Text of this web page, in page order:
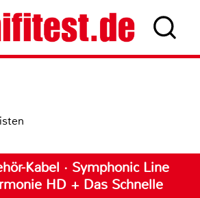
Kabel · Symphonic Line
HD + Das Schnelle